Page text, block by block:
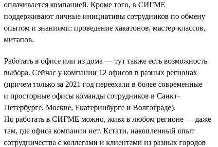
оплачивается компанией. Кроме того, в СИГМЕ
поддерживают личные инициативы сотрудников по обмену
опытом и знаниями: проведение хакатонов, мастер-классов,
митапов.
Работать в офисе или из дома — тут также есть возможность
выбора. Сейчас у компании 12 офисов в разных регионах
(причем только за 2021 год переехали в более современные
и просторные офисы команды сотрудников в Санкт-
Петербурге, Москве, Екатеринбурге и Волгограде).
Но работать в СИГМЕ можно, живя в любом регионе — даже
там, где офиса компании нет. Кстати, накопленный опыт
сотрудничества с коллегами и клиентами из разных городов